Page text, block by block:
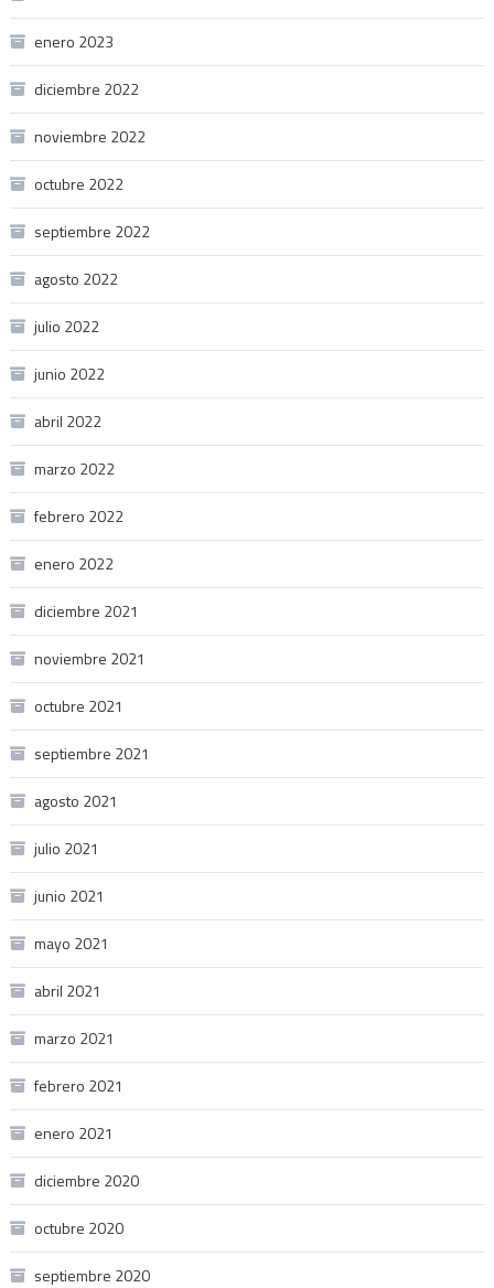
enero 2023
diciembre 2022
noviembre 2022
octubre 2022
septiembre 2022
agosto 2022
julio 2022
junio 2022
abril 2022
marzo 2022
febrero 2022
enero 2022
diciembre 2021
noviembre 2021
octubre 2021
septiembre 2021
agosto 2021
julio 2021
junio 2021
mayo 2021
abril 2021
marzo 2021
febrero 2021
enero 2021
diciembre 2020
octubre 2020
septiembre 2020